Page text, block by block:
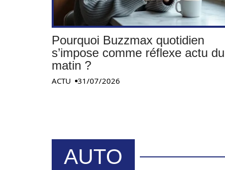
Pourquoi Buzzmax quotidien
s’impose comme réflexe actu du
matin ?
ACTU 31/07/2026
AUTO